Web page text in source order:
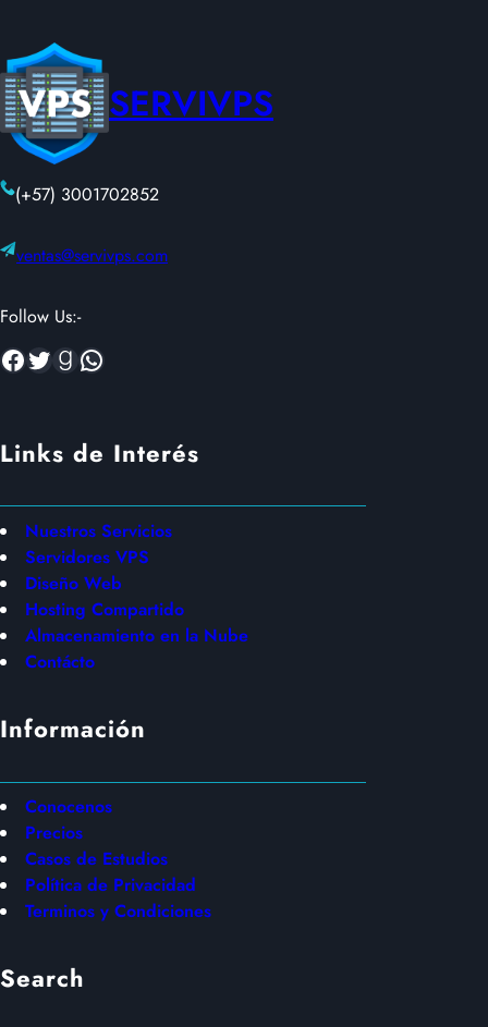
SERVIVPS
(+57) 3001702852
ventas@servivps.com
Follow Us:-
Facebook Twitter Goodreads WhatsApp
Links de Interés
Nuestros Servicios
Servidores VPS
Diseño Web
Hosting Compartido
Almacenamiento en la Nube
Contácto
Información
Conocenos
Precios
Casos de Estudios
Política de Privacidad
Terminos y Condiciones
Search